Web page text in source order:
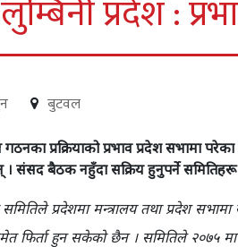
लुम्बिनी प्रदेश :
बुटवल
प्रक्रियाको प्रभाव प्रदेश सभामा
संसद बैठक नहुँदा सक्रिय हुनुपर्ने
प्रदेशमा मन्त्रालय तथा प्रदेश
फिर्ता हुन सकेको छैन । समितिले